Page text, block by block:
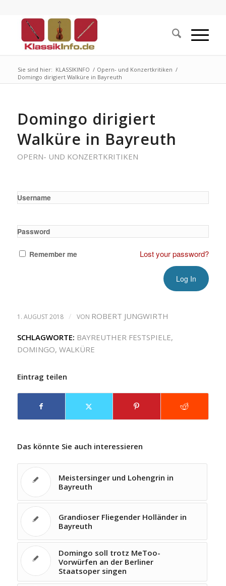
Sie sind hier: KLASSIKINFO / Opern- und Konzertkritiken /
Domingo dirigiert Walküre in Bayreuth
Domingo dirigiert
Walküre in Bayreuth
OPERN- UND KONZERTKRITIKEN
Username
Password
Remember me Lost your password?
1. AUGUST 2018 / VON ROBERT JUNGWIRTH
SCHLAGWORTE: BAYREUTHER FESTSPIELE,
DOMINGO, WALKÜRE
Eintrag teilen
Das könnte Sie auch interessieren
Meistersinger und Lohengrin in
Bayreuth
Grandioser Fliegender Holländer in
Bayreuth
Domingo soll trotz MeToo-
Vorwürfen an der Berliner
Staatsoper singen